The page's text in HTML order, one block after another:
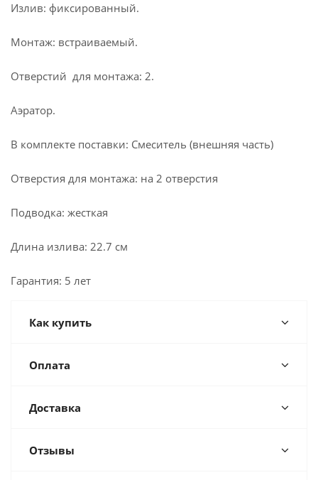
Излив: фиксированный.
Монтаж: встраиваемый.
Отверстий для монтажа: 2.
Аэратор.
В комплекте поставки: Смеситель (внешняя часть)
Отверстия для монтажа: на 2 отверстия
Подводка: жесткая
Длина излива: 22.7 см
Гарантия: 5 лет
Как купить
Оплата
Доставка
Отзывы